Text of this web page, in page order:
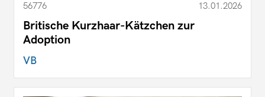
56776 13.01.2026
Britische Kurzhaar-Kätzchen zur
Adoption
VB